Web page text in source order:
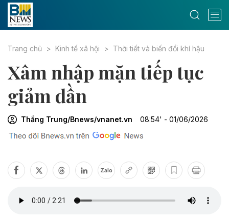
Trang chủ Kinh tế xã hội Thời tiết và biến đổi khí hậu
Xâm nhập mặn tiếp tục
giảm dần
Thắng Trung/Bnews/vnanet.vn 08:54' - 01/06/2026
Zalo